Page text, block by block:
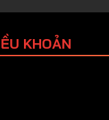
KHOẢN